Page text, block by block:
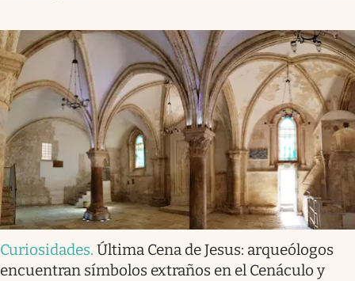
Curiosidades. Última Cena de Jesus: arqueólogos
encuentran símbolos extraños en el Cenáculo y